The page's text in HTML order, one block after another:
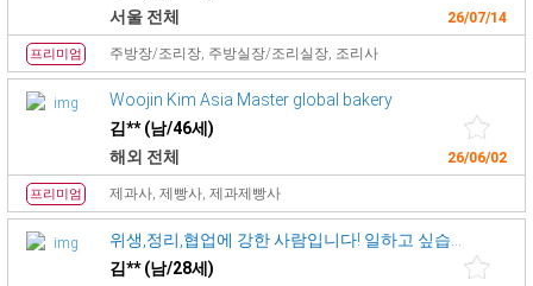
26/07/14
서울 전체
프리미엄 주방장/조리장, 주방실장/조리실장, 조리사
26/06/02
Woojin Kim Asia Master global bakery
김** (남/46세)
해외 전체
프리미엄 제과사, 제빵사, 제과제빵사
위생,정리,협업에 강한 사람입니다! 일하고 싶습니다!
김** (남/28세)